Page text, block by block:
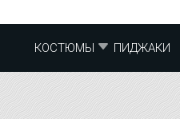
КОСТЮМЫ ПИДЖАКИ